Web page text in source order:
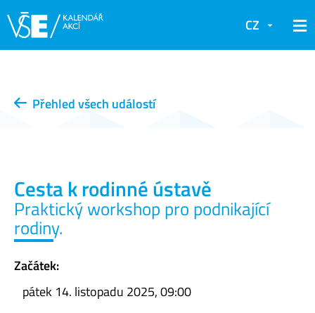
CZ
Přehled všech událostí
Cesta k rodinné ústavě
Praktický workshop pro podnikající
rodiny.
Začátek:
pátek 14. listopadu 2025, 09:00